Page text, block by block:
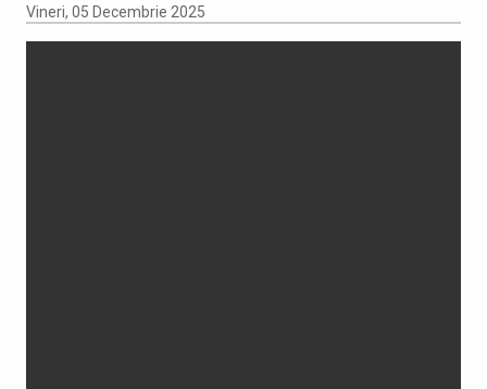
Vineri, 05 Decembrie 2025